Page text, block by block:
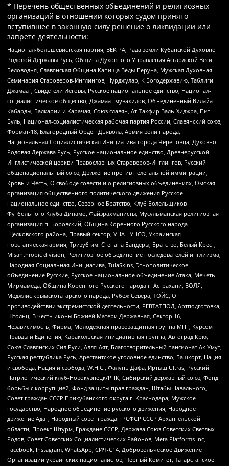
* Перечень общественных объединений и религиозных
организаций в отношении которых судом принято
вступившее в законную силу решение о ликвидации или
запрете деятельности:
Национал-большевистская партия, ВЕК РА, Рада земли Кубанской Духовно
Родовой Державы Русь, Община Духовного Управления Асгардской Веси
Беловодья, Славянская Община Капища Веды Перуна, Мужская Духовная
Семинария Староверов-Инглингов, Нурджулар, К Богодержавию, Таблиги
Джамаат, Свидетели Иеговы, Русское национальное единство, Национал-
социалистическое общество, Джамаат мувахидов, Объединенный Вилайат
Кабарды, Балкарии и Карачая, Союз славян, Ат-Такфир Валь-Хиджра, Пит
Буль, Национал-социалистическая рабочая партия России, Славянский союз,
Формат-18, Благородный Орден Дьявола, Армия воли народа,
Национальная Социалистическая Инициатива города Череповца, Духовно-
Родовая Держава Русь, Русское национальное единство, Древнерусской
Инглистической церкви Православных Староверов-Инглингов, Русский
общенациональный союз, Движение против нелегальной иммиграции,
Кровь и Честь, О свободе совести и о религиозных объединениях, Омская
организация общественного политического движения Русское
национальное единство, Северное Братство, Клуб Болельщиков
Футбольного Клуба Динамо, Файзрахманисты, Мусульманская религиозная
организация п. Боровский, Община Коренного Русского народа
Щелковского района, Правый сектор, УНА - УНСО, Украинская
повстанческая армия, Тризуб им. Степана Бандеры, Братство, Белый Крест,
Misanthropic division, Религиозное объединение последователей инглиизма,
Народная Социальная Инициатива, TulaSkins, Этнополитическое
объединение Русские, Русское национальное объединение Атака, Мечеть
Мирмамеда, Община Коренного Русского народа г. Астрахани, ВОЛЯ,
Меджлис крымскотатарского народа, Рубеж Севера, ТОЙС, О
противодействии экстремистской деятельности, РЕВТАТПОД, Артподготовка,
Штольц, В честь иконы Божией Матери Державная, Сектор 16,
Независимость, Фирма, Молодежная правозащитная группа МПГ, Курсом
Правды и Единения, Каракольская инициативная группа, Автоград Крю,
Союз Славянских Сил Руси, Алля-Аят, Благотворительный пансионат Ак Умут,
Русская республика Русь, Арестантское уголовное единство, Башкорт, Нация
и свобода, Нация и свобода, W.H.С., Фалунь Дафа, Иртыш Ultras, Русский
Патриотический клуб-Новокузнецк/РПК, Сибирский державный союз, Фонд
борьбы с коррупцией, Фонд защиты прав граждан, Штабы Навального,
Совет граждан СССР Прикубанского округа г. Краснодара, Мужское
государство, Народное объединение русского движения, Народное
движение Адат, Народный совет граждан РСФСР СССР Архангельской
области, Проект Штурм, Граждане СССР, Держава Союз Советских Светлых
Родов, Совет Советских Социалистических Районов, Meta Platforms Inc,
Facebook, Instagram, WhatsApp, СИЧ-С14, Добровольческое Движение
Организации украинских националистов, Черный Комитет, Татарстанское